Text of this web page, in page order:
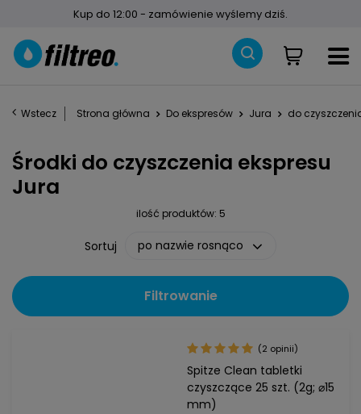
Kup do 12:00 - zamówienie wyślemy dziś.
Wstecz Strona główna Do ekspresów Jura do
Środki do czyszczenia ekspresu
Jura
ilość produktów: 5
Sortuj po nazwie rosnąco
Filtrowanie
Spitze Clean tabletki
czyszczące 25 szt. (2g; ⌀15
mm)
(2 opinii)